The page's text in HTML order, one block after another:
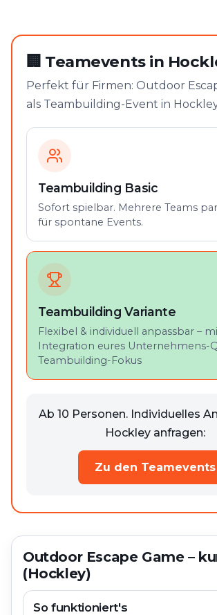
🏢 Teamevents in
Perfekt für Firmen: Outdoor
als Teambuilding-Event in
Teambuilding Basic
Sofort spielbar. Mehrere Teams
für spontane Events.
Teambuilding Variante
Flexibel & individuell anpassbar –
Integration eures Unternehmens-
Teambuilding-Fokus
Ab 10 Personen. Individuelles
Hockley anfragen:
Zu den Teamevents
Outdoor Escape Game –
(Hockley)
So funktioniert's